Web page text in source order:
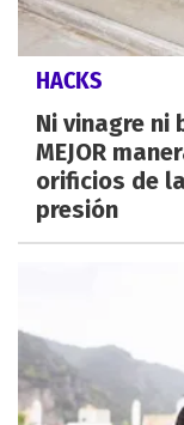
HACKS
Ni vinagre ni
MEJOR
orificios de la
presión